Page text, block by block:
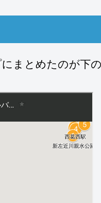
まとめたのが下の